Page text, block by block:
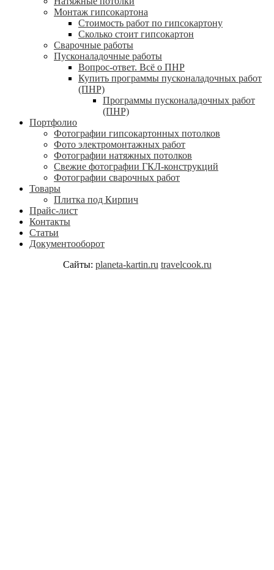
Монтаж гипсокартона
Стоимость работ по гипсокартону
Сколько стоит гипсокартон
Сварочные работы
Пусконаладочные работы
Вопрос-ответ. Всё о ПНР
Купить программы пусконаладочных работ
(ПНР)
Программы пусконаладочных работ
(ПНР)
Портфолио
Фотографии гипсокартонных потолков
Фото электромонтажных работ
Фотографии натяжных потолков
Свежие фотографии ГКЛ-конструкций
Фотографии сварочных работ
Товары
Плитка под Кирпич
Прайс-лист
Контакты
Статьи
Документооборот
Сайты: planeta-kartin.ru travelcook.ru